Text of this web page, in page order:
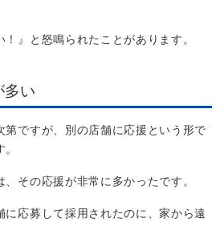
』と怒鳴られたことがあります。
い
第ですが、別の店舗に応援という形で
その応援が非常に多かったです。
に応募して採用されたのに、家から遠